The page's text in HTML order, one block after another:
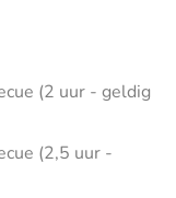
(2 uur - geldig
(2,5 uur -